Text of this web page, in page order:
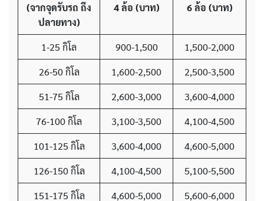
(จากจุดรับรถ ถึง
ปลายทาง)
4 ล้อ (บาท)
6 ล้อ (บาท)
1-25 กิโล 900-1,500
1,500-2,000
26-50 กิโล
1,600-2,500
2,500-3,500
51-75 กิโล
2,600-3,000
3,600-4,000
76-100 กิโล
3,100-3,500
4,100-4,500
101-125 กิโล
3,600-4,000
4,600-5,000
126-150 กิโล
4,100-4,500
5,100-5,500
151-175 กิโล
4,600-5,000
5,600-6,000